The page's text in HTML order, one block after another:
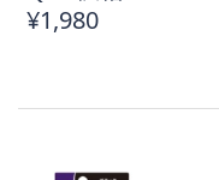
¥1,980